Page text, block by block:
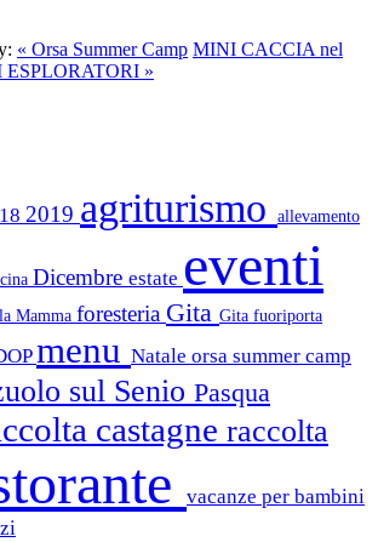
« Orsa Summer Camp MINI CACCIA nel
ESPLORATORI »
2019 agriturismo allevamento
Dicembre estate eventi
Mamma foresteria Gita Gita fuoriporta
menu Natale orsa summer camp
sul Senio Pasqua
castagne raccolta
vacanze per bambini